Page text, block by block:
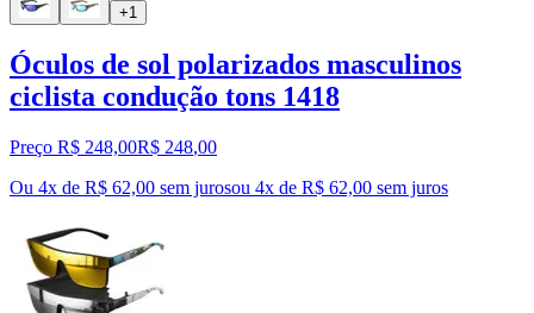
+1
Óculos de sol polarizados masculinos
ciclista condução tons 1418
Preço R$ 248,00R$ 248,00
Ou 4x de R$ 62,00 sem jurosou 4x de R$ 62,00 sem juros